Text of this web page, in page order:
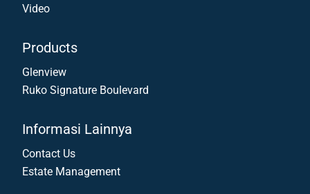
Video
Products
Glenview
Ruko Signature Boulevard
Informasi Lainnya
Contact Us
Estate Management